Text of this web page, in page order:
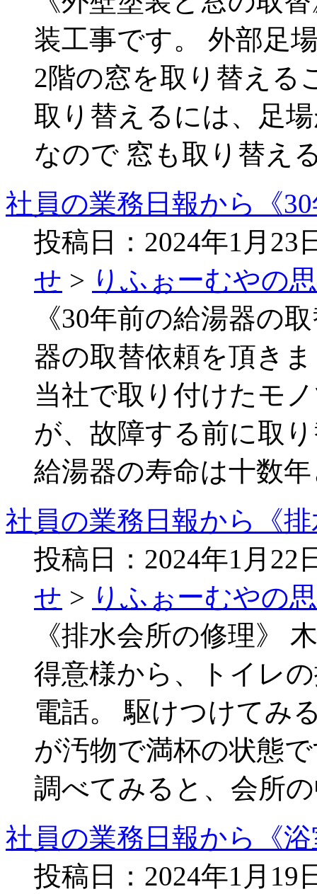
装工事です。 外部足
2階の窓を取り替える
取り替えるには、足
なので 窓も取り替え
社員の業務日報から《
投稿日：2024年1月23
せ > りふぉーむやの
《30年前の給湯器の
器の取替依頼を頂き
当社で取り付けたモ
が、故障する前に取
給湯器の寿命は十数
社員の業務日報から《
投稿日：2024年1月22
せ > りふぉーむやの
《排水会所の修理》
得意様から、トイレ
電話。 駆けつけてみ
が汚物で満杯の状態
調べてみると、会所
社員の業務日報から《
投稿日：2024年1月19